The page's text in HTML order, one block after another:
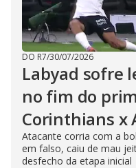
DO R7/30/07/2026
Labyad sofre
no fim do
Corinthians x
Atacante corria com a
em falso, caiu de mau
desfecho da etapa inicial